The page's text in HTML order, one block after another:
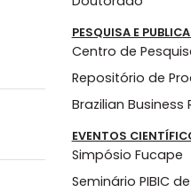
PESQUISA E
Centro de
Repositório de
Brazilian Business
EVENTOS
Simpósio Fucape
Seminário PIBIC